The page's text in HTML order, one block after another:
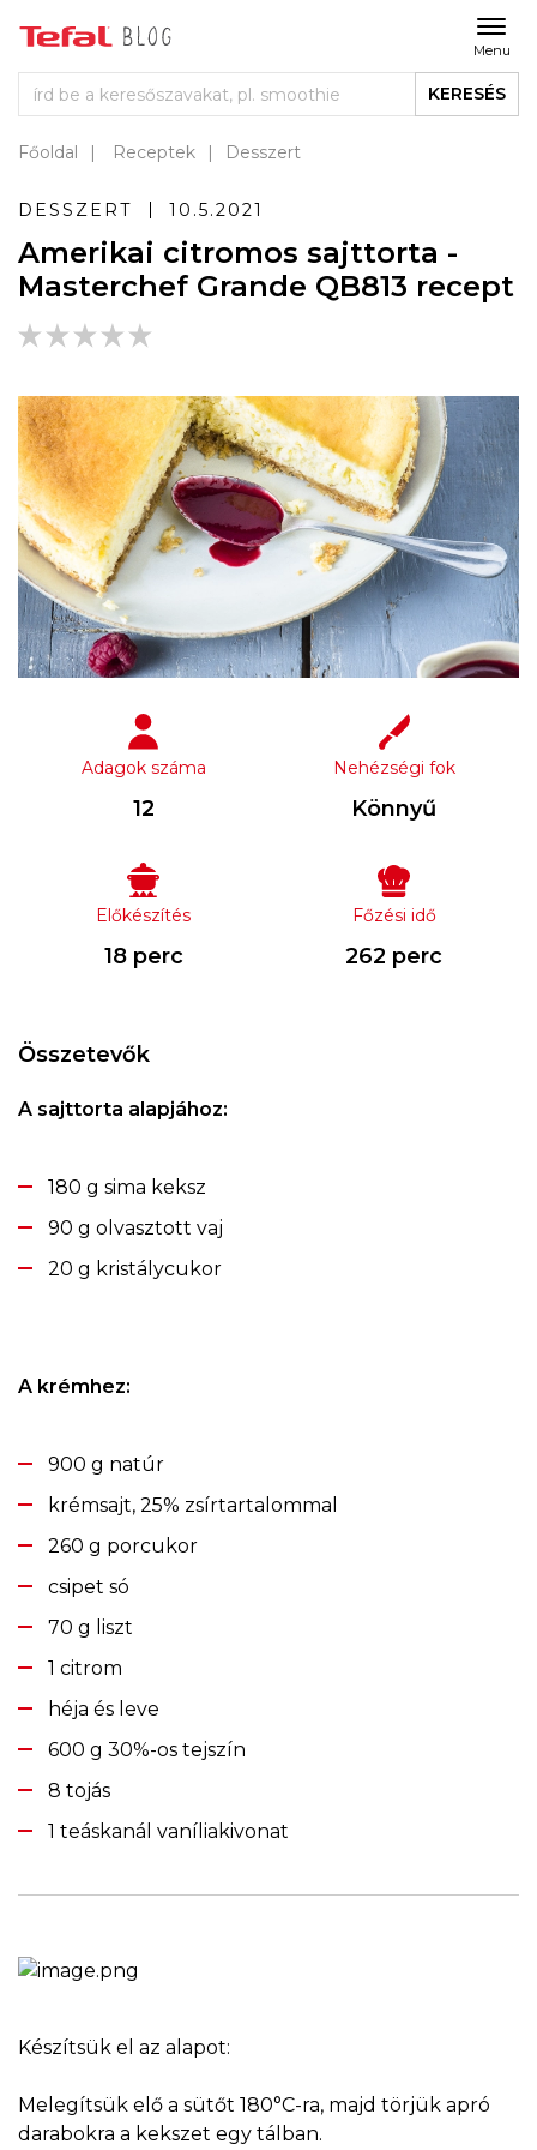
Menu
KERESÉS
Főoldal Receptek Desszert
DESSZERT 10.5.2021
Amerikai citromos sajttorta -
Masterchef Grande QB813 recept
Adagok száma
12
Nehézségi fok
Könnyű
Előkészítés
18 perc
Főzési idő
262 perc
Összetevők
A sajttorta alapjához:
180 g sima keksz
90 g olvasztott vaj
20 g kristálycukor
A krémhez:
900 g natúr
krémsajt, 25% zsírtartalommal
260 g porcukor
csipet só
70 g liszt
1 citrom
héja és leve
600 g 30%-os tejszín
8 tojás
1 teáskanál vaníliakivonat
Készítsük el az alapot:
Melegítsük elő a sütőt 180°C-ra, majd törjük apró
darabokra a kekszet egy tálban.